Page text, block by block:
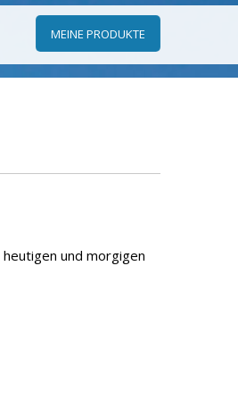
MEINE PRODUKTE
und morgigen